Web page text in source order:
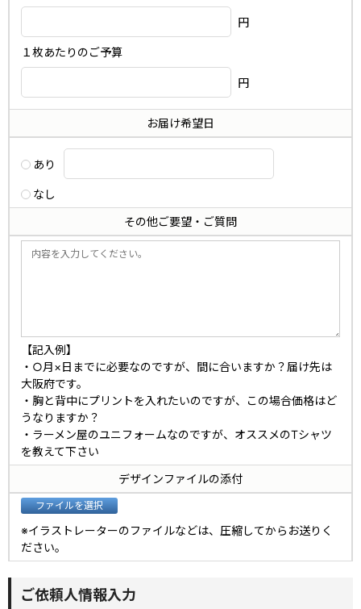
円
１枚あたりのご予算
円
お届け希望日
あり
なし
その他ご要望・ご質問
【記入例】
・○月×日までに必要なのですが、間に合いますか？届け先は
大阪府です。
・胸と背中にプリントを入れたいのですが、この場合価格はど
うなりますか？
・ラーメン屋のユニフォームなのですが、オススメのTシャツ
を教えて下さい
デザインファイルの添付
※イラストレーターのファイルなどは、圧縮してからお送りく
ださい。
ご依頼人情報入力